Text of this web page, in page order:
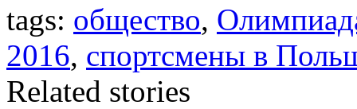
tags: общество,
2016, спортсмены в
Related stories